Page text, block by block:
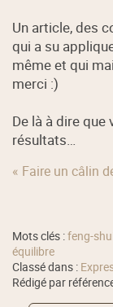
Un article, des
qui a su
même et qui
merci :)
De là à dire
résultats…
« Faire un câlin
Mots clés :feng-
équilibre
Classé dans :
Rédigé par